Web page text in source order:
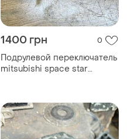
1400 грн 0
Подрулевой переключатель
mitsubishi space star